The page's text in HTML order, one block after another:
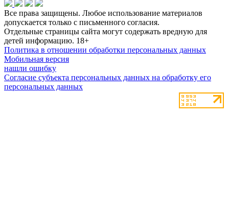
Все права защищены. Любое использование материалов
допускается только с письменного согласия.
Отдельные страницы сайта могут содержать вредную для
детей информацию. 18+
Политика в отношении обработки персональных данных
Мобильная версия
нашли ошибку
Согласие субъекта персональных данных на обработку его
персональных данных